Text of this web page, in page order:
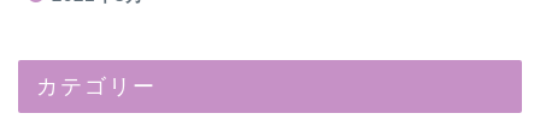
カテゴリー